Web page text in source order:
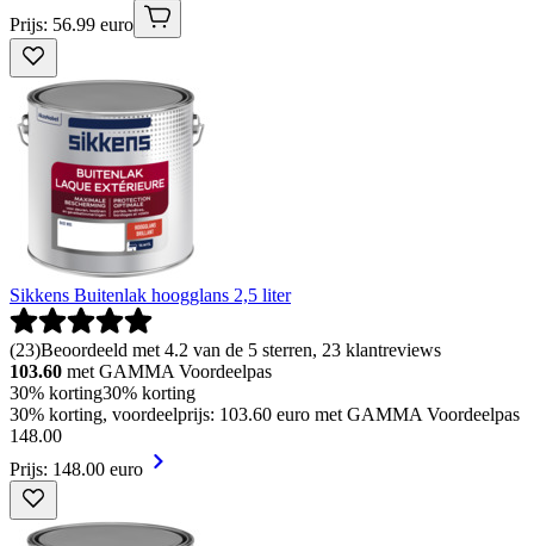
Prijs: 56.99 euro
Sikkens Buitenlak hoogglans 2,5 liter
(23)Beoordeeld met 4.2 van de 5 sterren, 23 klantreviews
103.60 met GAMMA Voordeelpas
30% korting30% korting
30% korting, voordeelprijs: 103.60 euro met GAMMA Voordeelpas
148.00
Prijs: 148.00 euro